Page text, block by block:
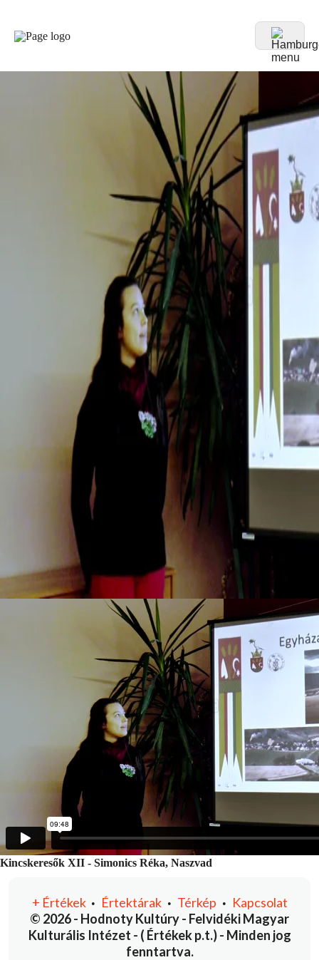
Kincskeresők XII - Simonics Réka, Naszvad
© 2026 - Hodnoty Kultúry - Felvidéki Magyar
Kulturális Intézet - ( Értékek p.t.) - Minden jog
fenntartva.
+ Értékek • Értektárak• Térkép • Kapcsolat